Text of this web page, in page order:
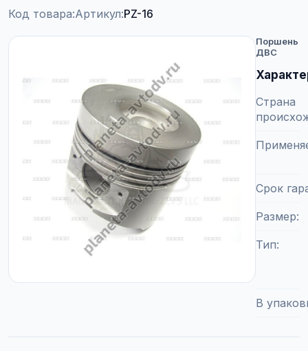
Код товара:Артикул:PZ-16
Поршень
ДВС
Страна
Срок
Размер
Тип
В